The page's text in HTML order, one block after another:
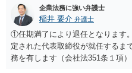
企業法務に強い弁護士
稲井 要介 弁護士
①任期満了により退任となります
定された代表取締役が就任するま
務を有します（会社法351条１項